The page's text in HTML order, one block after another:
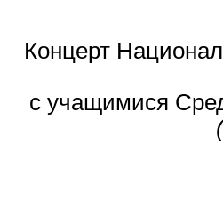
Концерт
с учащимися